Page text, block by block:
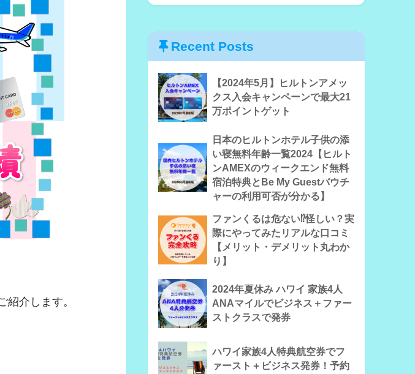
介します。
Recent Posts
【2024年5月】ヒルトンアメッ
クス入会キャンペーンで最大21
万ポイントゲット
日本のヒルトンホテル子供の添
い寝無料年齢一覧2024【ヒルト
ンAMEXのウィークエンド無料
宿泊特典とBe My Guestバウチ
ャーの利用可否が分かる】
ファンくるは危ない⁉怪しい？実
際にやってみたリアルな口コミ
【メリット・デメリット丸わか
り】
2024年夏休み ハワイ 家族4人
ANAマイルでビジネス＋ファー
ストクラスで発券
ハワイ家族4人特典航空券でフ
ァースト＋ビジネス発券！予約